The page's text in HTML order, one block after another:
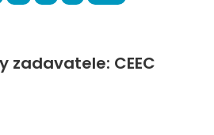
zadavatele: CEEC